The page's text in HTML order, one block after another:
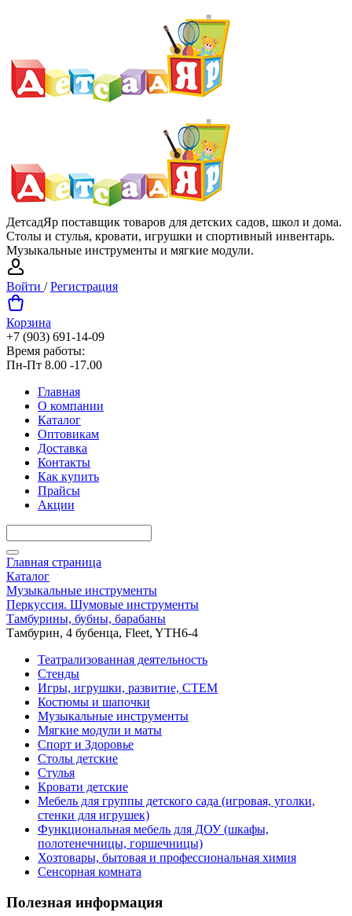
ДетсадЯр поставщик товаров для детских садов, школ и дома.
Столы и стулья, кровати, игрушки и спортивный инвентарь.
Музыкальные инструменты и мягкие модули.
Войти /Регистрация
Корзина
+7 (903) 691-14-09
Время работы:
Пн-Пт 8.00 -17.00
Главная
О компании
Каталог
Оптовикам
Доставка
Контакты
Как купить
Прайсы
Акции
Главная страница
Каталог
Музыкальные инструменты
Перкуссия. Шумовые инструменты
Тамбурины, бубны, барабаны
Тамбурин, 4 бубенца, Fleet, YTH6-4
Театрализованная деятельность
Стенды
Игры, игрушки, развитие, СТЕМ
Костюмы и шапочки
Музыкальные инструменты
Мягкие модули и маты
Спорт и Здоровье
Столы детские
Стулья
Кровати детские
Мебель для группы детского сада (игровая, уголки,
стенки для игрушек)
Функциональная мебель для ДОУ (шкафы,
полотенечницы, горшечницы)
Хозтовары, бытовая и профессиональная химия
Сенсорная комната
Полезная информация